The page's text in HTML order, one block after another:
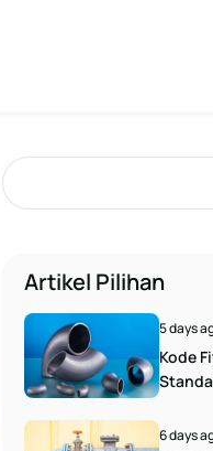
Artikel Pilihan
5 days
Kode
6 days